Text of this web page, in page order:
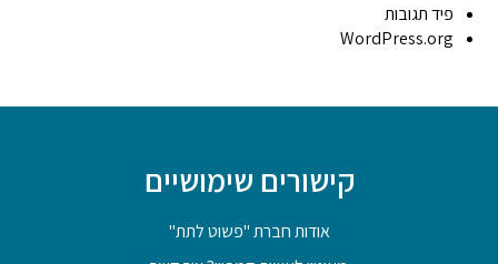
פיד תגובות
WordPress.org
קישורים שימושיים
אודות חברת "פשוט לתת"